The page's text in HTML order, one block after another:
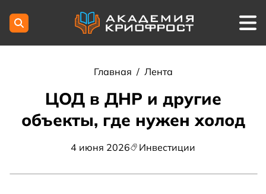
Главная / Лента
ЦОД в ДНР и другие
объекты, где нужен холод
4 июня 2026 Инвестиции